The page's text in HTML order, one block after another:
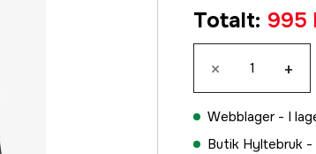
Totalt: 995
× +
Webblager - I
Butik Hyltebruk -